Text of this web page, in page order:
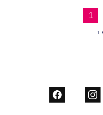
1
1